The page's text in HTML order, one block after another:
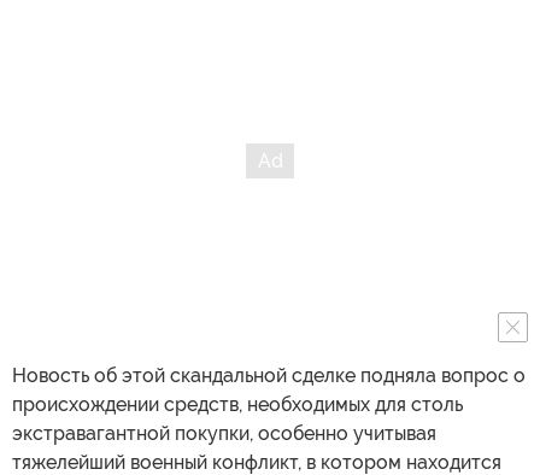
Новость об этой скандальной сделке подняла вопрос о
происхождении средств, необходимых для столь
экстравагантной покупки, особенно учитывая
тяжелейший военный конфликт, в котором находится